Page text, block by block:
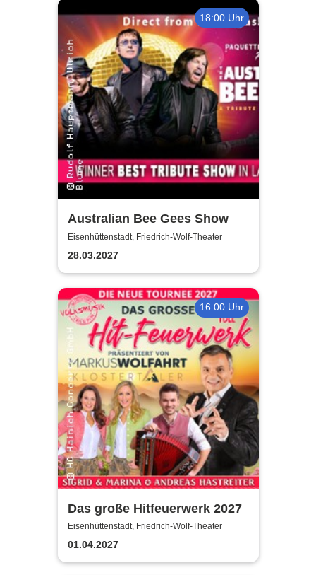
18:00 Uhr
Australian Bee Gees Show
Eisenhüttenstadt, Friedrich-Wolf-Theater
28.03.2027
16:00 Uhr
Das große Hitfeuerwerk 2027
Eisenhüttenstadt, Friedrich-Wolf-Theater
01.04.2027